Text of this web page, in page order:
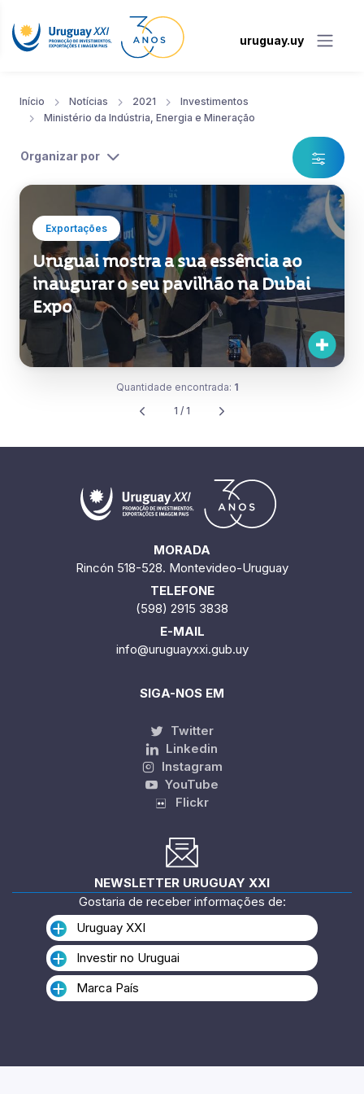
uruguay.uy
Início Notícias 2021
Investimentos
Ministério da Indústria, Energia e Mineração
Organizar por
Exportações
Uruguai mostra a sua essência ao
inaugurar o seu pavilhão na Dubai
Expo
Quantidade encontrada: 1
1 / 1
MORADA
Rincón 518-528. Montevideo-Uruguay
TELEFONE
(598) 2915 3838
E-MAIL
info@uruguayxxi.gub.uy
SIGA-NOS EM
Twitter
Linkedin
Instagram
YouTube
Flickr
NEWSLETTER URUGUAY XXI
Gostaria de receber informações de:
Uruguay XXI
Investir no Uruguai
Marca País